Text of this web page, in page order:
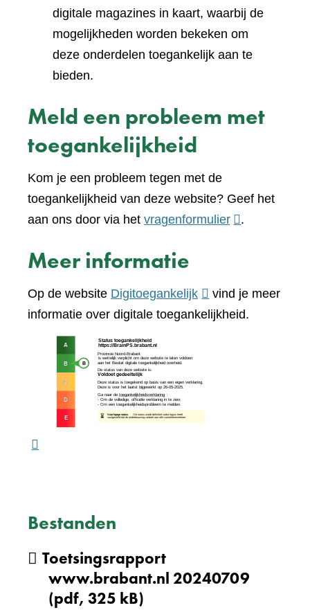
digitale magazines in kaart, waarbij de
mogelijkheden worden bekeken om
deze onderdelen toegankelijk aan te
bieden.
Meld een probleem met
toegankelijkheid
Kom je een probleem tegen met de
toegankelijkheid van deze website? Geef het
aan ons door via het vragenformulier(verwijst
website)
.
Meer informatie
Op de website Digitoegankelijk(verwijst
naar
vind je meer
informatie over digitale toegankelijkheid.
Bestanden
Toetsingsrapport
www.brabant.nl 20240709
(pdf, 325 kB)